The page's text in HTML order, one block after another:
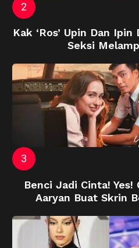
Kak ‘Ros’ Upin Dan
Seksi
Benci Jadi Cinta! Yes!
Aaryan Buat Skrin